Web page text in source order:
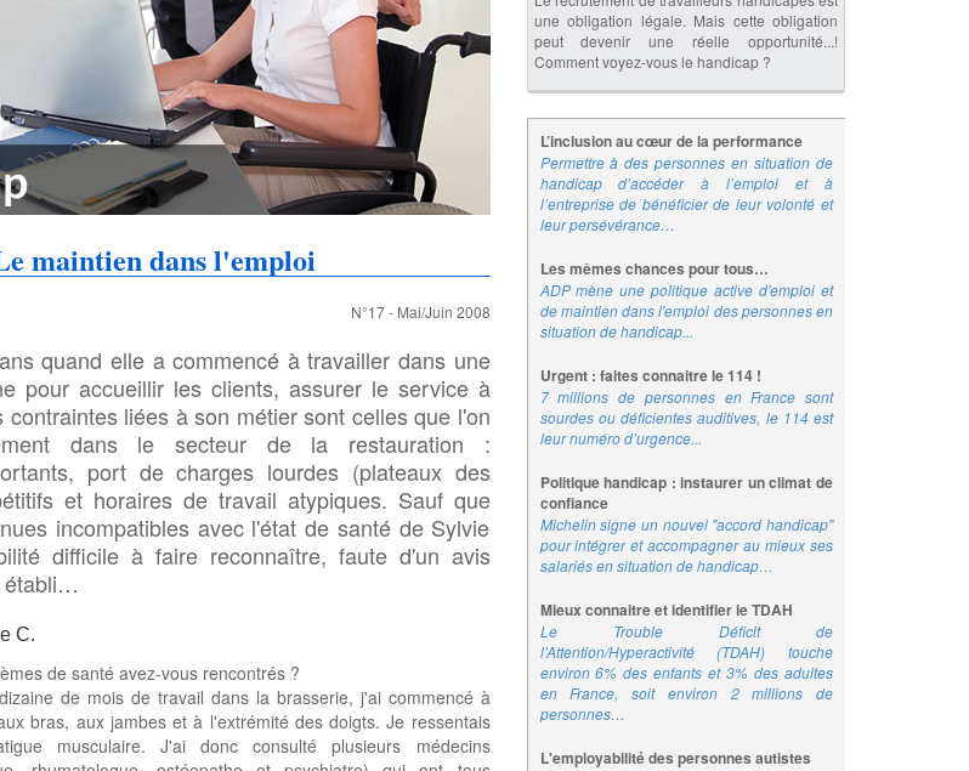
maintien dans l'emploi
N°17 - Mai/Juin 2008
quand elle a commencé à travailler dans une
pour accueillir les clients, assurer le service à
contraintes liées à son métier sont celles que l'on
dans le secteur de la restauration :
port de charges lourdes (plateaux des
et horaires de travail atypiques. Sauf que
incompatibles avec l'état de santé de Sylvie
difficile à faire reconnaître, faute d'un avis
établi…
C.
de santé avez-vous rencontrés ?
de mois de travail dans la brasserie, j'ai commencé à
bras, aux jambes et à l'extrémité des doigts. Je ressentais
musculaire. J'ai donc consulté plusieurs médecins
une obligation légale. Mais cette obligation
peut devenir une réelle opportunité...!
Comment voyez-vous le handicap ?
L’inclusion au cœur de la performance
Permettre à des personnes en situation de
handicap d’accéder à l’emploi et à
l’entreprise de bénéficier de leur volonté et
leur persévérance…
Les mêmes chances pour tous…
ADP mène une politique active d'emploi et
de maintien dans l'emploi des personnes en
situation de handicap...
Urgent : faites connaitre le 114 !
7 millions de personnes en France sont
sourdes ou déficientes auditives, le 114 est
leur numéro d’urgence...
Politique handicap : instaurer un climat de
confiance
Michelin signe un nouvel "accord handicap"
pour intégrer et accompagner au mieux ses
salariés en situation de handicap…
Mieux connaitre et identifier le TDAH
Le Trouble Déficit de
l’Attention/Hyperactivité (TDAH) touche
environ 6% des enfants et 3% des adultes
en France, soit environ 2 millions de
personnes…
L'employabilité des personnes autistes